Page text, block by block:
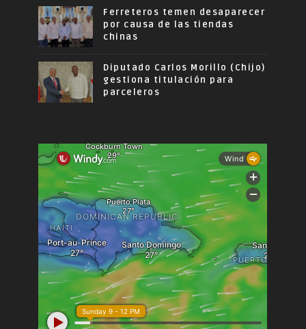
Ferreteros temen desaparecer
por causa de las tiendas
chinas
Diputado Carlos Morillo (Chijo)
gestiona titulación para
parceleros